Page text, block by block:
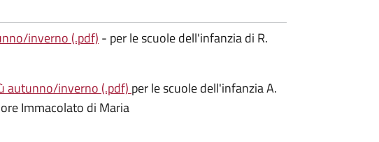
inverno (.pdf) - per le scuole dell'infanzia di R.
autunno/inverno (.pdf) per le scuole dell'infanzia A.
Immacolato di Maria